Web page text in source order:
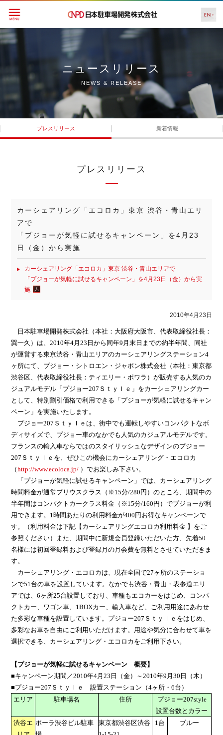
ニュースリリース
NEWS & RELEASE
プレスリリース 新着情報
プレスリリース
カーシェアリング「エコロカ」東京 渋谷・青山エリ
アで
「プジョーが気軽に試せるキャンペーン」を4月23
日（金）から実施
カーシェアリング「エコロカ」東京 渋谷・青山エリアで
「プジョーが気軽に試せるキャンペーン」を4月23日（金）から実
施
2010年4月23日
日本駐車場開発株式会社（本社：大阪府大阪市、代表取締役社長：
巽一久）は、2010年4月23 日から同年9 月末日までの約半年間、同社
が運営する東京渋谷・青山エリアのカーシェアリングステーション4
ヶ所にて、プジョー・シトロエン・ジャポン株式会社（本社：東京都
渋谷区、代表取締役社長：ティエリー・ポワラ）が販売する人気のカ
ジュアルモデル「プジョー207 Ｓｔｙｌｅ」をカーシェアリングカー
として、特別割引価格で利用できる「プジョーが気軽に試せるキャン
ペーン」を実施いたします。
プジョー207 Ｓｔｙｌｅは、街中でも運転しやすいコンパクトなボ
ディサイズで、プジョー車のなかでも人気のカジュアルモデルです。
フランスの輸入車ならではのスタイリッシュなデザインのプジョー
207 Ｓｔｙｌｅを、ぜひこの機会にカーシェアリング・エコロカ
（http://www.ecoloca.jp/ ）でお楽しみ下さい。
「プジョーが気軽に試せるキャンペーン」では、カーシェアリング
時間料金が通常プリウスクラス（※ 15分/280 円）のところ、期間中の
半年間はコンパクトカークラス料金（※ 15分/160 円）でプジョーが利
用できます。 1時間あたりの利用料金が400 円お得なキャンペーンで
す。（利用料金は下記【カーシェアリングエコロカ利用料金 】 をご
参照ください）また、期間中に新規会員登録いただいた方、先着50
名様には初回登録料および登録月の月会費を無料とさせていただきま
す。
カーシェアリング・エコロカは、現在全国で27ヶ所のステーショ
ンで51台の車を設置しています。なかでも渋谷・青山・表参道エリ
アでは、6ヶ所25台設置しており、車種もエコカーをはじめ、コンパ
クトカー、ワゴン車、 1BOXカー、輸入車など、ご利用用途にあわせ
た多彩な車種を設置しています。プジョー207 Ｓｔｙｌｅをはじめ、
多彩なお車を自由にご利用いただけます。用途や気分に合わせて車を
選択できる、カーシェアリング・エコロカをご利用下さい。
【プジョーが気軽に試せるキャンペーン 概要】
■キャンペーン期間／2010年4月23 日（金）～2010年9 月30 日（木）
■プジョー207 Ｓｔｙｌｅ 設置ステーション（4ヶ所・6台）
エリア
駐車場名 住所 プジョー207style
設置台数とカラー
渋谷エ ポーラ渋谷ビル駐車
東京都渋谷区渋谷
1台 ブルー